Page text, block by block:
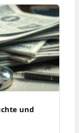
und